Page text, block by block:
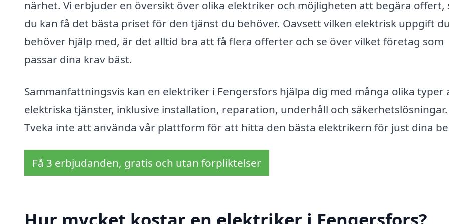
närhet. Vi erbjuder en översikt över olika elektriker och möjligheten att begära offert,
du kan få det bästa priset för den tjänst du behöver. Oavsett vilken elektrisk uppgift
behöver hjälp med, är det alltid bra att få flera offerter och se över vilket företag som
passar dina krav bäst.
Sammanfattningsvis kan en elektriker i Fengersfors hjälpa dig med många olika typer
elektriska tjänster, inklusive installation, reparation, underhåll och säkerhetslösningar.
Tveka inte att använda vår plattform för att hitta den bästa elektrikern för just dina
Få 3 erbjudanden, gratis och utan förpliktelser